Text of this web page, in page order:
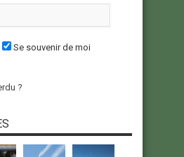
Se souvenir de moi
?